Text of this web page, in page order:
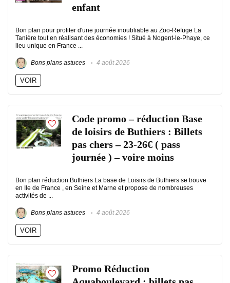
enfant
Bon plan pour profiter d'une journée inoubliable au Zoo-Refuge La
Tanière tout en réalisant des économies ! Situé à Nogent-le-Phaye, ce
lieu unique en France ...
Bons plans astuces 4 août 2026
VOIR
Code promo – réduction Base
de loisirs de Buthiers : Billets
pas chers – 23-26€ ( pass
journée ) – voire moins
Bon plan réduction Buthiers La base de Loisirs de Buthiers se trouve
en Ile de France , en Seine et Marne et propose de nombreuses
activités de ...
Bons plans astuces 4 août 2026
VOIR
Promo Réduction